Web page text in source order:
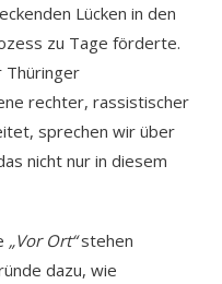
Lücken in den
zu Tage förderte.
Thüringer
rechter, rassistischer
sprechen wir über
nicht nur in diesem
„Vor Ort“stehen
dazu, wie